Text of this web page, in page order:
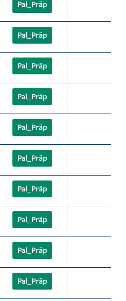
Pal_Präp
Pal_Präp
Pal_Präp
Pal_Präp
Pal_Präp
Pal_Präp
Pal_Präp
Pal_Präp
Pal_Präp
Pal_Präp